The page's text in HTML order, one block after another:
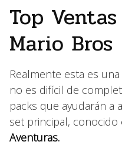
Top Ventas
Mario Bros
Realmente esta es
no es difícil de
packs que ayudarán a
set principal, conocido
Aventuras.